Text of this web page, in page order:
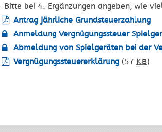
-Bitte bei 4. Ergänzungen angeben, wie
Antrag jährliche Grundsteuerzahlung
Anmeldung Vergnügungssteuer
Abmeldung von Spielgeräten bei der
Vergnügungssteuererklärung (57KB)